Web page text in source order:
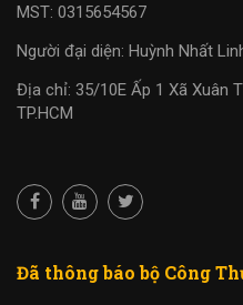
MST: 0315654567
Người đại diện: Huỳnh Nhất
Địa chỉ: 35/10E Ấp 1 Xã Xuân
TP.HCM
Đã thông báo bộ Công